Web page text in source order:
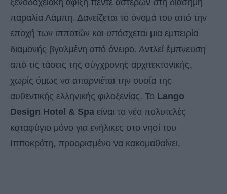
παραλία Λάμπη. Δανείζεται το όνομά του από την
εποχή των ιπποτών και υπόσχεται μια εμπειρία
διαμονής βγαλμένη από όνειρο. Αντλεί έμπνευση
από τις τάσεις της σύγχρονης αρχιτεκτονικής,
χωρίς όμως να απαρνιέται την ουσία της
αυθεντικής ελληνικής φιλοξενίας. Το Lango
Design Hotel & Spa είναι το νέο πολυτελές
καταφύγιο μόνο για ενήλικες στο νησί του
Ιπποκράτη, προορισμένο να κακομαθαίνει.